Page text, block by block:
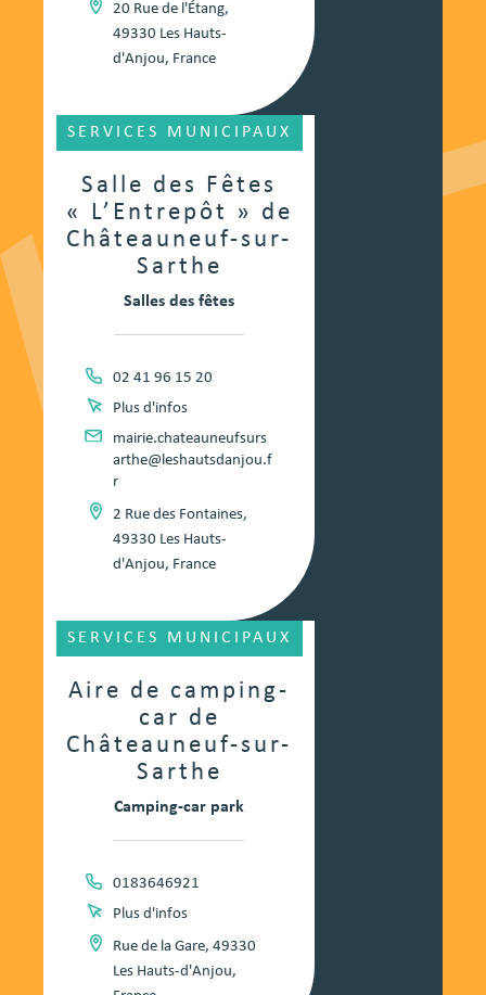
20 Rue de l'Étang,
49330 Les Hauts-
d'Anjou, France
Salle des Fêtes
« L’Entrepôt » de
Châteauneuf-sur-
Sarthe
SERVICES MUNICIPAUX
Salles des fêtes
02 41 96 15 20
Plus d'infos
mairie.chateauneufsurs
arthe@leshautsdanjou.f
r
2 Rue des Fontaines,
49330 Les Hauts-
d'Anjou, France
Aire de camping-
car de
Châteauneuf-sur-
Sarthe
SERVICES MUNICIPAUX
Camping-car park
0183646921
Plus d'infos
Rue de la Gare, 49330
Les Hauts-d'Anjou,